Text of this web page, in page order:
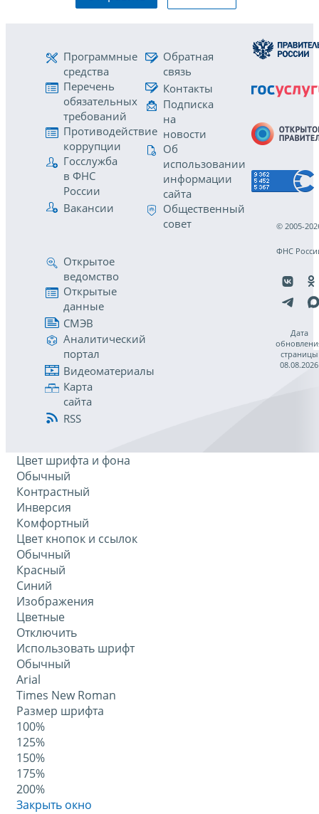
Программные
средства
Перечень
обязательных
требований
Противодействие
коррупции
Госслужба
в ФНС
России
Вакансии
Обратная
связь
Контакты
Подписка
на
новости
Об
использовании
информации
сайта
Общественный
совет
Открытое
ведомство
Открытые
данные
СМЭВ
Аналитический
портал
Видеоматериалы
Карта
сайта
RSS
© 2005-
ФНС
Дата
страницы
08.08.2026
Цвет шрифта и фона
Обычный
Контрастный
Инверсия
Комфортный
Цвет кнопок и ссылок
Обычный
Красный
Синий
Изображения
Цветные
Отключить
Использовать шрифт
Обычный
Arial
Times New Roman
Размер шрифта
100%
125%
150%
175%
200%
Закрыть окно